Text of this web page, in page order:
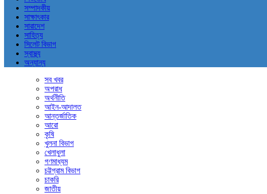
সম্পাদকীয়
সাক্ষাৎকার
সারাদেশ
সাহিত্য
সিলেট বিভাগ
স্বাস্থ্য
অন্যান্য
সব খবর
অপরাধ
অর্থনীতি
আইন-আদালত
আন্তর্জাতিক
আরো
কৃষি
খুলনা বিভাগ
খেলাধুলা
গণমাধ্যম
চট্টগ্রাম বিভাগ
চাকরি
জাতীয়